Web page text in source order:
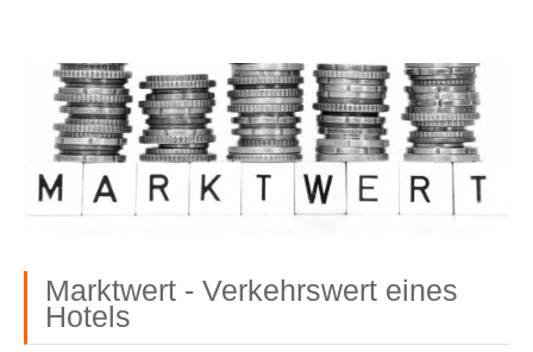
Marktwert - Verkehrswert eines
Hotels